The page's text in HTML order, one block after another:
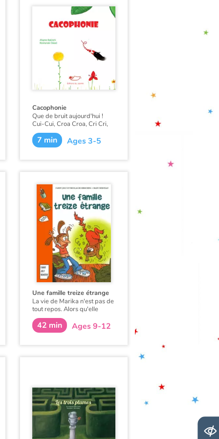
Cacophonie
Que de bruit aujourd'hui !
Cui-Cui, Croa Croa, Cri Cri,
Rou Rou… Tous les animaux
chantent de leur plus belle
voix, et ce sera à qui chantera
7 min Ages 3-5
Une famille treize étrange
La vie de Marika n'est pas de
tout repos. Alors qu'elle
prononce une formule
magique pour se
débarrasser de sa grand-
42 min Ages 9-12